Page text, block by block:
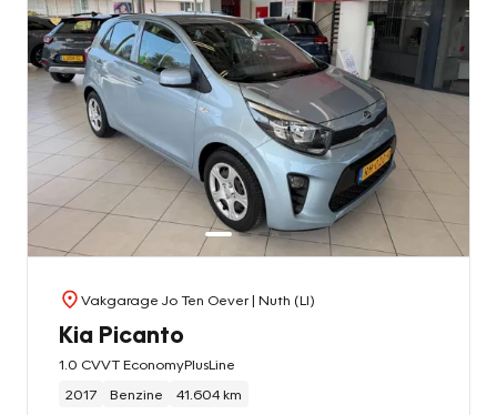
Vakgarage Jo Ten Oever| Nuth (LI)
Kia Picanto
1.0 CVVT EconomyPlusLine
2017
Benzine 41.604 km